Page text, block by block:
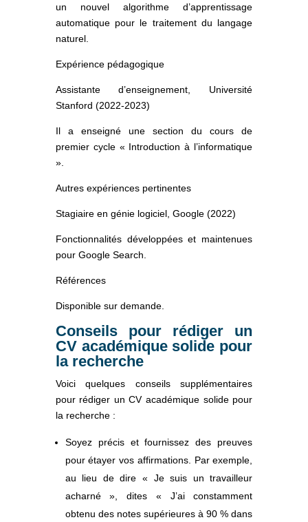
un nouvel algorithme d’apprentissage
automatique pour le traitement du langage
naturel.
Expérience pédagogique
Assistante d’enseignement, Université
Stanford (2022-2023)
Il a enseigné une section du cours de
premier cycle « Introduction à l’informatique
».
Autres expériences pertinentes
Stagiaire en génie logiciel, Google (2022)
Fonctionnalités développées et maintenues
pour Google Search.
Références
Disponible sur demande.
Conseils pour rédiger un
CV académique solide pour
la recherche
Voici quelques conseils supplémentaires
pour rédiger un CV académique solide pour
la recherche :
Soyez précis et fournissez des preuves
pour étayer vos affirmations. Par exemple,
au lieu de dire « Je suis un travailleur
acharné », dites « J’ai constamment
obtenu des notes supérieures à 90 % dans